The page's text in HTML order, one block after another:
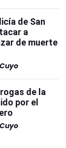
de San
a
de muerte
de la
por el